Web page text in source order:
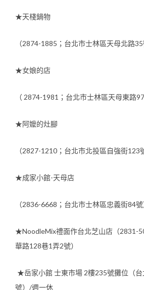
★天棧鍋物
（2874-1885；台北市士林區天母北路35
★女娘的店
（ 2874-1981；台北市士林區天母東路97
★阿嬤的灶腳
（2827-1210；台北市北投區自強街123
★成家小館-天母店
（2836-6668；台北市士林區忠義街84號
★NoodleMix禮面作台北芝山店（2831-
華路128巷1弄2號）
★岳家小館 士東市場 2樓235號攤位（
號）/週一休